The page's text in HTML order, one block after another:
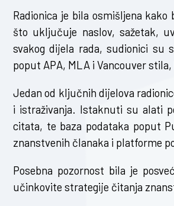
Radionica je bila osmišljena
što uključuje naslov, sažetak,
svakog dijela rada, sudionici su
poput APA, MLA i Vancouver
Jedan od ključnih dijelova
i istraživanja. Istaknuti su alati
citata, te baza podataka poput
znanstvenih članaka i platforme
Posebna pozornost bila je
učinkovite strategije čitanja